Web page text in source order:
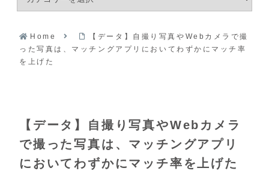
Home
【データ】自撮り写真やWebカメラで撮
った写真は、マッチングアプリにおいてわずかにマッチ率
を上げた
【データ】自撮り写真やWebカメラ
で撮った写真は、マッチングアプリ
においてわずかにマッチ率を上げた